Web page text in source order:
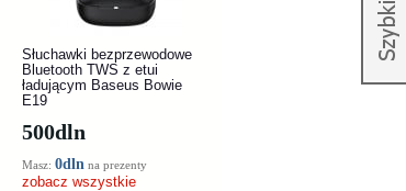
Słuchawki bezprzewodowe
Bluetooth TWS z etui
ładującym Baseus Bowie
E19
500dln
Masz: 0dln na prezenty
zobacz wszystkie